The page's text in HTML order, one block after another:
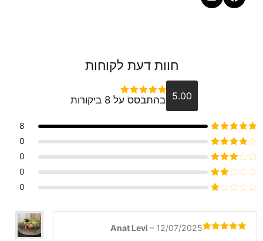
חוות דעת לקוחות
5.00 דורג 5מתוך 5
בהתבסס על 8 ביקורות
דורג5מתוך 5
8
דורג4
מתוך 5
0
דורג3
מתוך 5
0
דורג
2
0
5
0
Anat Levi – 12/07/2025